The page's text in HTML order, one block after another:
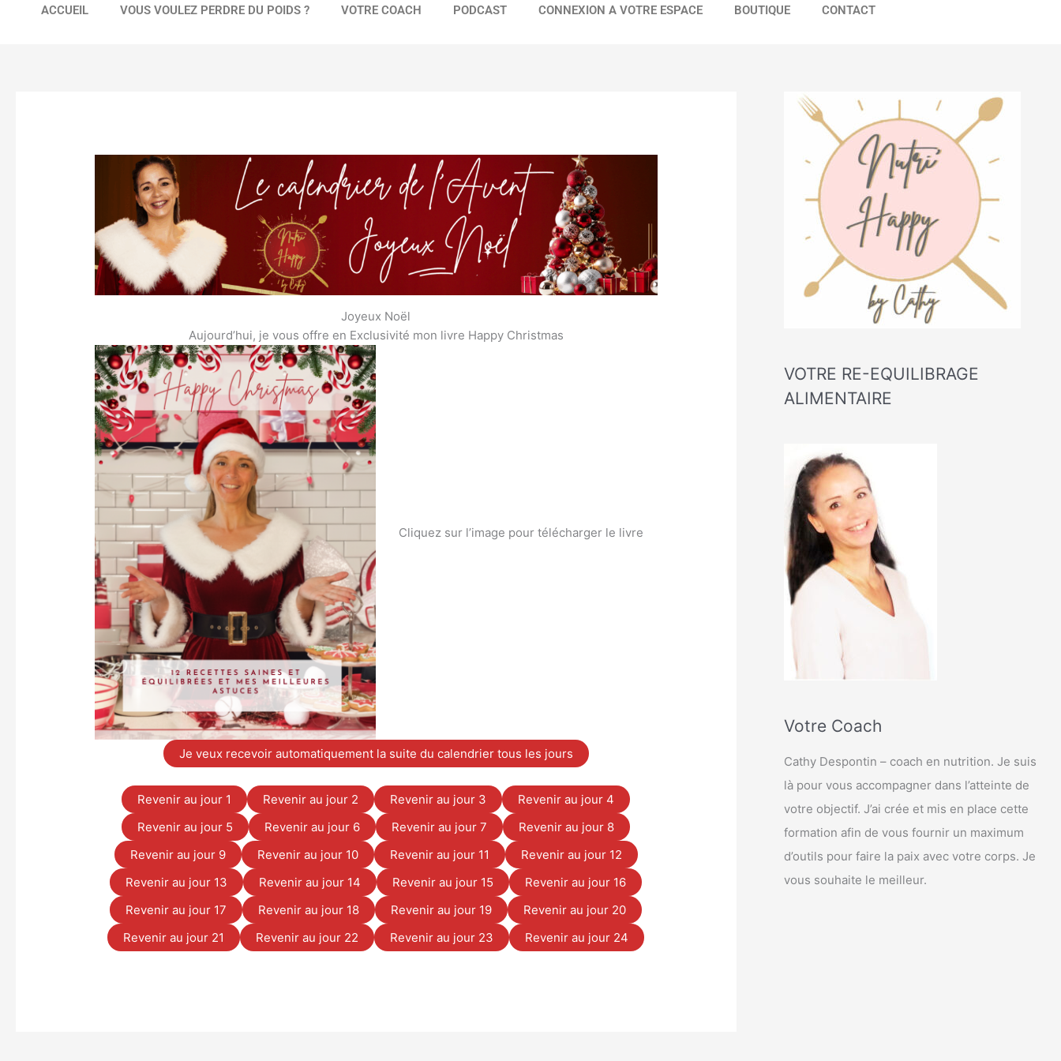
ACCUEIL VOUS VOULEZ PERDRE DU POIDS ? VOTRE COACH PODCAST CONNEXION A VOTRE ESPACE BOUTIQUE CONTACT
Joyeux Noël
Aujourd’hui, je vous offre en Exclusivité mon livre Happy Christmas
Cliquez sur l’image pour télécharger le livre
Je veux recevoir automatiquement la suite du calendrier tous les jours
Revenir au jour 1 Revenir au jour 2 Revenir au jour 3
Revenir au jour 4
Revenir au jour 5
Revenir au jour 6 Revenir au jour 7
Revenir au jour 8
Revenir au jour 9
Revenir au jour 10 Revenir au jour 11
Revenir au jour 12
Revenir au jour 13
Revenir au jour 14 Revenir au jour 15
Revenir au jour 16
Revenir au jour 17
Revenir au jour 18 Revenir au jour 19
Revenir au jour 20
Revenir au jour 21
Revenir au jour 22 Revenir au jour 23 Revenir au jour 24
VOTRE RE-EQUILIBRAGE
ALIMENTAIRE
Votre Coach
Cathy Despontin – coach en nutrition. Je suis
là pour vous accompagner dans l’atteinte de
votre objectif. J’ai crée et mis en place cette
formation afin de vous fournir un maximum
d’outils pour faire la paix avec votre corps. Je
vous souhaite le meilleur.